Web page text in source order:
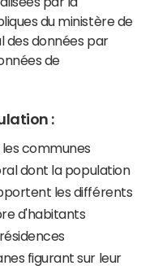
du ministère de
des données par
de
:
communes
dont la population
les différents
d'habitants
figurant sur leur